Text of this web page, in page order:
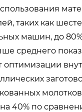
таких как
машин, до
среднего
оптимизации
40% по